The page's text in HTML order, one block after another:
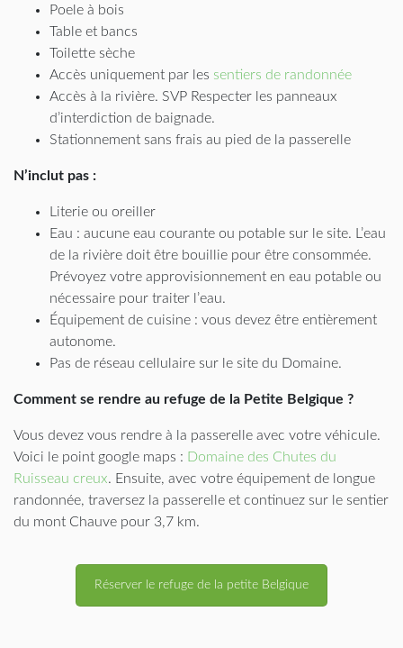
Poele à bois
Table et bancs
Toilette sèche
Accès uniquement par les sentiers de randonnée
Accès à la rivière. SVP Respecter les panneaux
d’interdiction de baignade.
Stationnement sans frais au pied de la passerelle
N’inclut pas :
Literie ou oreiller
Eau : aucune eau courante ou potable sur le site. L’eau
de la rivière doit être bouillie pour être consommée.
Prévoyez votre approvisionnement en eau potable ou
nécessaire pour traiter l’eau.
Équipement de cuisine : vous devez être entièrement
autonome.
Pas de réseau cellulaire sur le site du Domaine.
Comment se rendre au refuge de la Petite Belgique ?
Vous devez vous rendre à la passerelle avec votre véhicule.
Voici le point google maps : Domaine des Chutes du
Ruisseau creux. Ensuite, avec votre équipement de longue
randonnée, traversez la passerelle et continuez sur le sentier
du mont Chauve pour 3,7 km.
Réserver le refuge de la petite Belgique